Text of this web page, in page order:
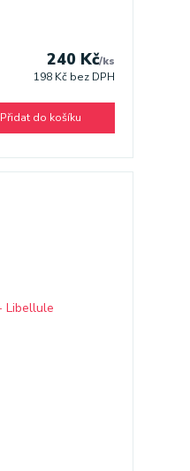
240 Kč/ks
198 Kč bez DPH
Přidat do košíku